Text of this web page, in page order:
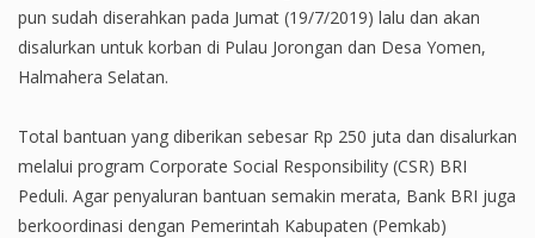
pun sudah diserahkan pada Jumat (19/7/2019) lalu dan akan
disalurkan untuk korban di Pulau Jorongan dan Desa Yomen,
Halmahera Selatan.
Total bantuan yang diberikan sebesar Rp 250 juta dan disalurkan
melalui program Corporate Social Responsibility (CSR) BRI
Peduli. Agar penyaluran bantuan semakin merata, Bank BRI juga
berkoordinasi dengan Pemerintah Kabupaten (Pemkab)